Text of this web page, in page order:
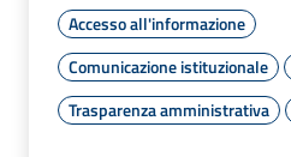
Accesso all'informazione
Comunicazione istituzionale
Trasparenza amministrativa